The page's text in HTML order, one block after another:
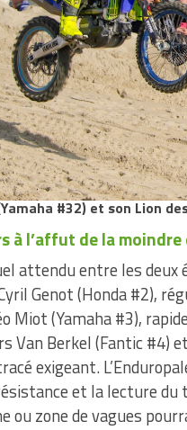
#32)et son Lion
à l’affut de la
attendu entre les
Genot (Honda #2),
Miot (Yamaha #3),
Van Berkel (Fantic #4)
exigeant.
et la lecture du
ou zone de vagues